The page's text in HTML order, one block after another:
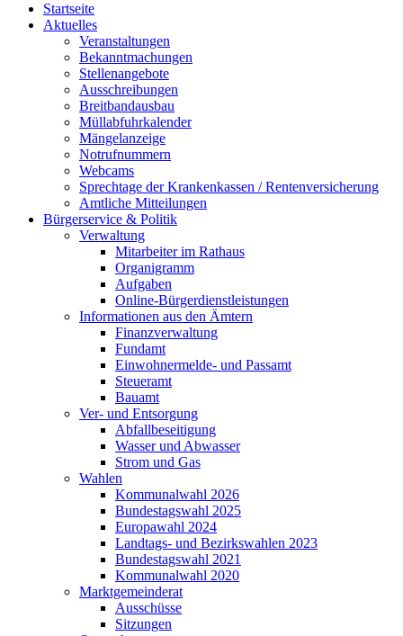
Startseite
Aktuelles
Veranstaltungen
Bekanntmachungen
Stellenangebote
Ausschreibungen
Breitbandausbau
Müllabfuhrkalender
Mängelanzeige
Notrufnummern
Webcams
Sprechtage der Krankenkassen / Rentenversicherung
Amtliche Mitteilungen
Bürgerservice & Politik
Verwaltung
Mitarbeiter im Rathaus
Organigramm
Aufgaben
Online-Bürgerdienstleistungen
Informationen aus den Ämtern
Finanzverwaltung
Fundamt
Einwohnermelde- und Passamt
Steueramt
Bauamt
Ver- und Entsorgung
Abfallbeseitigung
Wasser und Abwasser
Strom und Gas
Wahlen
Kommunalwahl 2026
Bundestagswahl 2025
Europawahl 2024
Landtags- und Bezirkswahlen 2023
Bundestagswahl 2021
Kommunalwahl 2020
Marktgemeinderat
Ausschüsse
Sitzungen